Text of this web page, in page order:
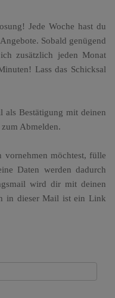
Jede Woche hast du
Sobald genügend
zusätzlich jeden Monat
Lass das Schicksal
als Bestätigung mit deinen
Abmelden.
vornehmen möchtest, fülle
Daten werden dadurch
wird dir mit deinen
in dieser Mail ist ein Link